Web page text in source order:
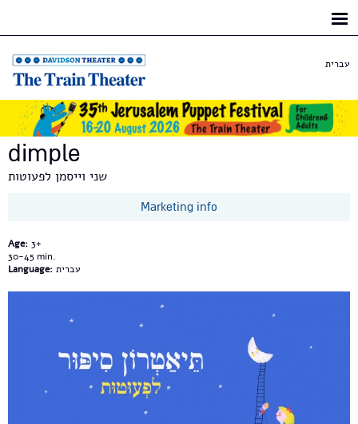
עברית
dimple
שני וייסמן לפעוטות
Marketing info
Age: 3+
30-45
Language: עברית